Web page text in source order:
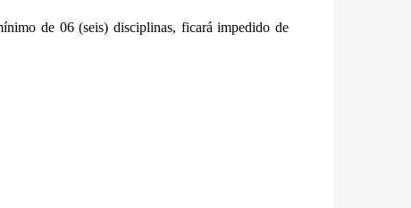
de 06 (seis) disciplinas, ficará impedido de